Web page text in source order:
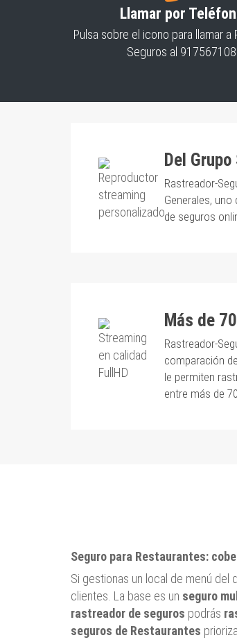
Llamar por
Pulsa sobre el icono para llamar a
Seguros al 917567108
Del
Rastreador-
Generales,
de seguros
Más de
Rastreador-
comparación
le permiten
entre más de
Seguro para Restaurantes:
Si gestionas un local de menú del
clientes. La base es un seguro
rastreador de seguros podrás
seguros de Restaurantes